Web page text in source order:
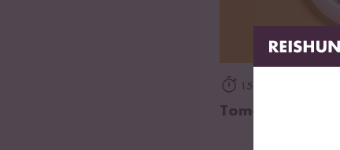
150 min
Tomatige